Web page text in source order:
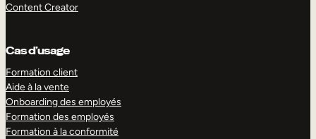
Content Creator
Cas d’usage
Formation client
Aide à la vente
Onboarding des employés
Formation des employés
Formation à la conformité